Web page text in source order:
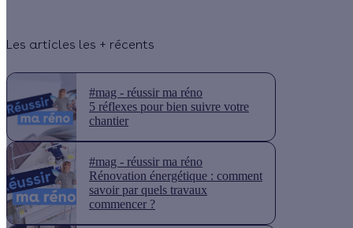
Les articles les + récents
#mag - réussir ma réno
5 réflexes pour bien suivre votre
chantier
#mag - réussir ma réno
Rénovation énergétique : comment
savoir par quels travaux
commencer ?